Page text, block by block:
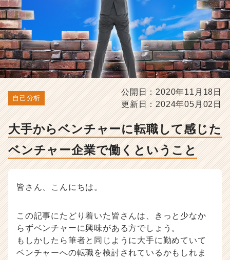
ー
企
業
で
働
く
と
-
選
考
対
就
ノ
ウ
ハ
ウ
記
自己分析
公開日：2020年11月18日
更新日：2024年05月02日
大手からベンチャーに転職して感じた
ベンチャー企業で働くということ
皆さん、こんにちは。
この記事にたどり着いた皆さんは、きっと少なか
らずベンチャーに興味がある方でしょう。
もしかしたら筆者と同じように大手に勤めていて
ベンチャーへの転職を検討されているかもしれま